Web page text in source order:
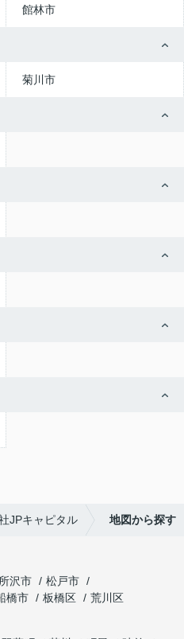
館林市
菊川市
JPキャピタル 地図から探す
所沢市
松戸市
橋市 板橋区
荒川区